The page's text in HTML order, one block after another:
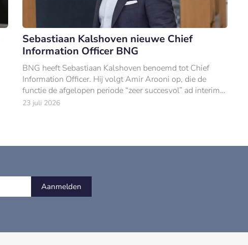
Sebastiaan Kalshoven nieuwe Chief
Information Officer BNG
BNG heeft Sebastiaan Kalshoven benoemd tot Chief
Information Officer. Hij volgt Amir Arooni op, die de
functie de afgelopen periode “zeer succesvol” ad interim
vervulde.
23 juli 2026
Aanmelden